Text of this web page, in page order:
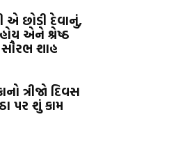
એ છોડી દેવાનું,
એને શ્રેષ્ઠ
શાહ
ત્રીજો દિવસ
પર શું કામ